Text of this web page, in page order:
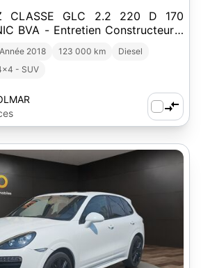
CLASSE GLC 2.2 220 D 170
BVA - Entretien Constructeur -
Année 2018 123 000 km
Diesel
- SUV